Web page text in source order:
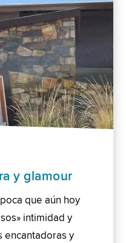
y glamour
que aún hoy
intimidad y
encantadoras y